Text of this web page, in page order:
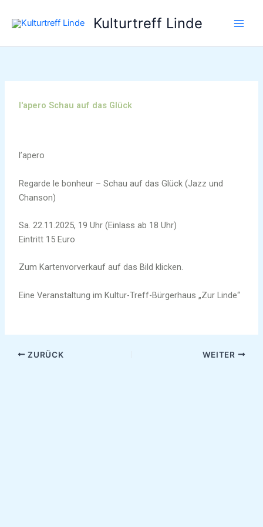
Inhalt
Kulturtreff Linde
l'apero Schau auf das Glück
l’apero
Regarde le bonheur – Schau auf das Glück (Jazz und
Chanson)
Sa. 22.11.2025, 19 Uhr (Einlass ab 18 Uhr)
Eintritt 15 Euro
Zum Kartenvorverkauf auf das Bild klicken.
Eine Veranstaltung im Kultur-Treff-Bürgerhaus „Zur Linde“
ZURÜCK WEITER